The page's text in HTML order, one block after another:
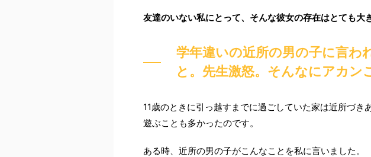
友達のいない私にとって、そんな彼女の存在はとても大
学年違いの近所の男の子に言わ
と。先生激怒。そんなにアカン
11歳のときに引っ越すまでに過ごしていた家は近所づき
遊ぶことも多かったのです。
ある時、近所の男の子がこんなことを私に言いました。